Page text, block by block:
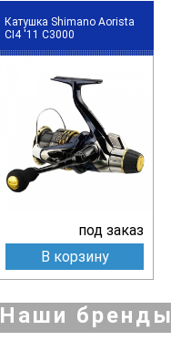
Катушка Shimano Aorista
CI4 '11 C3000
под заказ
В корзину
Наши бренды